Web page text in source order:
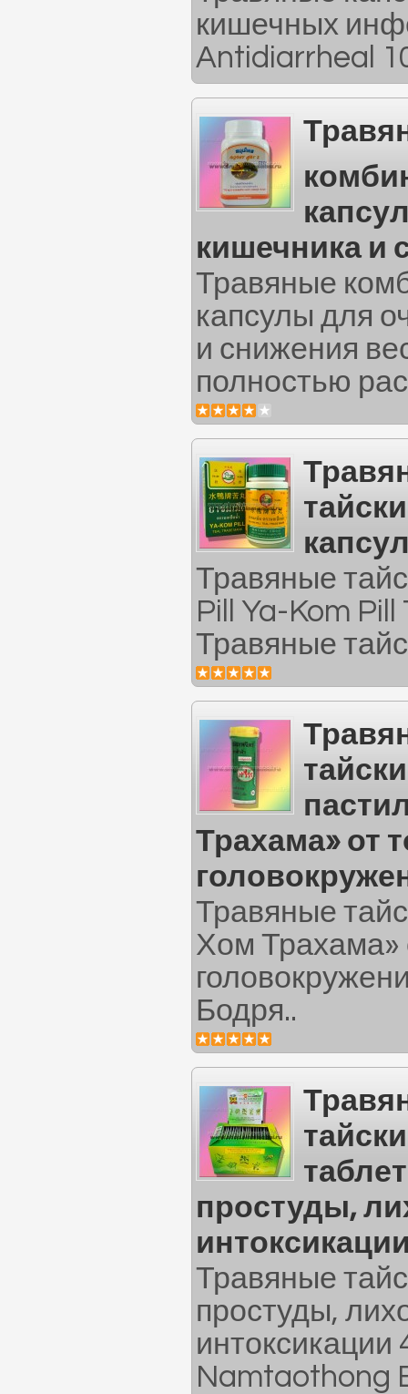
кишечных
Antidiarrheal
кишечника и
Травяные
капсулы для
и снижения
полностью
Травяные
Pill Ya-Kom
Травяные
Трахама» от
Травяные
Хом Трахама»
Бодря..
простуды,
Травяные
простуды,
интоксикации
Namtaothong